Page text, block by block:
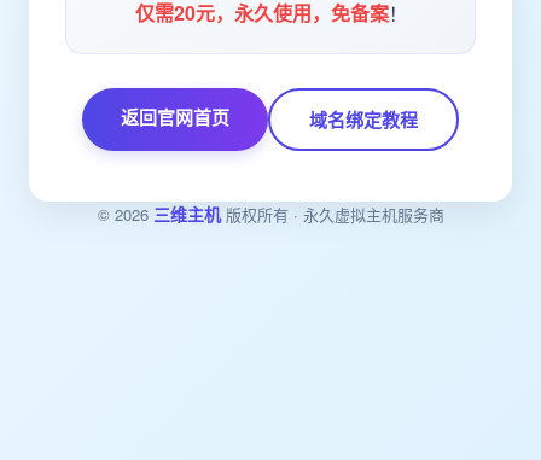
仅需20元，永久使用，免备案！
返回官网首页 域名绑定教程
© 2026 三维主机版权所有 · 永久虚拟主机服务商